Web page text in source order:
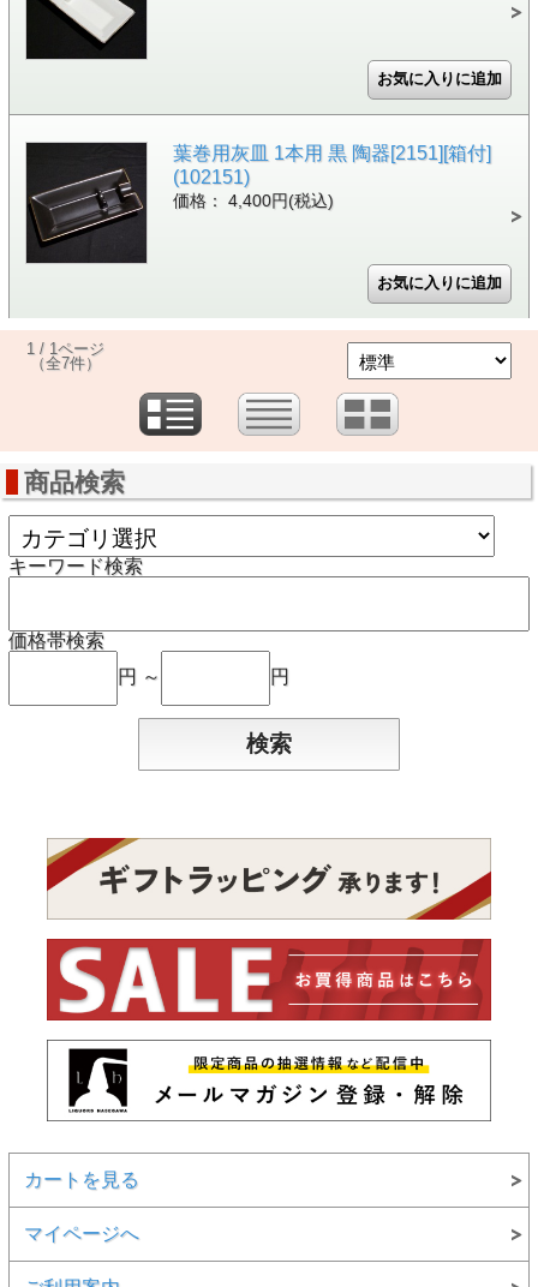
葉巻用灰皿 1本用 黒 陶器[2151][箱付]
(102151)
価格： 4,400円(税込)
1 / 1ページ
（全7件）
商品検索
キーワード検索
価格帯検索
円 ～
円
カートを見る
マイページへ